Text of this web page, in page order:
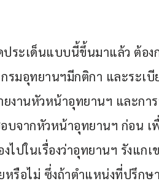
ประเด็นแบบนี้ขึ้นมาแล้ว ต้อ
กรมอุทยานฯมีกติกา และระ
ยงานหัวหน้าอุทยานฯ และกา
บจากหัวหน้าอุทยานฯ ก่อน เ
ไปในเรื่องว่าอุทยานฯ รังแก
รือไม่ ซึ่งถ้าตำแหน่งที่ปรึกษ